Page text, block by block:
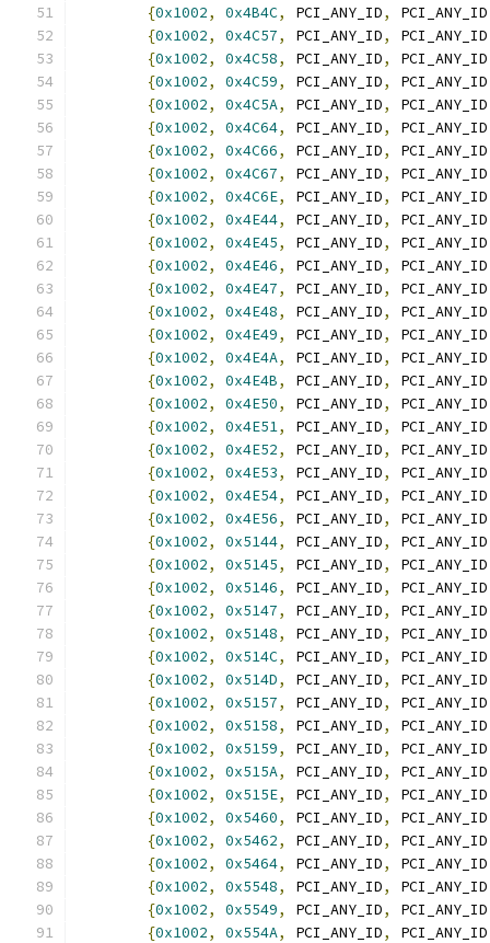
{0x1002, 0x4B4C, PCI_ANY_ID, PCI_ANY_ID
{0x1002, 0x4C57, PCI_ANY_ID, PCI_ANY_ID
{0x1002, 0x4C58, PCI_ANY_ID, PCI_ANY_ID
{0x1002, 0x4C59, PCI_ANY_ID, PCI_ANY_ID
{0x1002, 0x4C5A, PCI_ANY_ID, PCI_ANY_ID
{0x1002, 0x4C64, PCI_ANY_ID, PCI_ANY_ID
{0x1002, 0x4C66, PCI_ANY_ID, PCI_ANY_ID
{0x1002, 0x4C67, PCI_ANY_ID, PCI_ANY_ID
{0x1002, 0x4C6E, PCI_ANY_ID, PCI_ANY_ID
{0x1002, 0x4E44, PCI_ANY_ID, PCI_ANY_ID
{0x1002, 0x4E45, PCI_ANY_ID, PCI_ANY_ID
{0x1002, 0x4E46, PCI_ANY_ID, PCI_ANY_ID
{0x1002, 0x4E47, PCI_ANY_ID, PCI_ANY_ID
{0x1002, 0x4E48, PCI_ANY_ID, PCI_ANY_ID
{0x1002, 0x4E49, PCI_ANY_ID, PCI_ANY_ID
{0x1002, 0x4E4A, PCI_ANY_ID, PCI_ANY_ID
{0x1002, 0x4E4B, PCI_ANY_ID, PCI_ANY_ID
{0x1002, 0x4E50, PCI_ANY_ID, PCI_ANY_ID
{0x1002, 0x4E51, PCI_ANY_ID, PCI_ANY_ID
{0x1002, 0x4E52, PCI_ANY_ID, PCI_ANY_ID
{0x1002, 0x4E53, PCI_ANY_ID, PCI_ANY_ID
{0x1002, 0x4E54, PCI_ANY_ID, PCI_ANY_ID
{0x1002, 0x4E56, PCI_ANY_ID, PCI_ANY_ID
{0x1002, 0x5144, PCI_ANY_ID, PCI_ANY_ID
{0x1002, 0x5145, PCI_ANY_ID, PCI_ANY_ID
{0x1002, 0x5146, PCI_ANY_ID, PCI_ANY_ID
{0x1002, 0x5147, PCI_ANY_ID, PCI_ANY_ID
{0x1002, 0x5148, PCI_ANY_ID, PCI_ANY_ID
{0x1002, 0x514C, PCI_ANY_ID, PCI_ANY_ID
{0x1002, 0x514D, PCI_ANY_ID, PCI_ANY_ID
{0x1002, 0x5157, PCI_ANY_ID, PCI_ANY_ID
{0x1002, 0x5158, PCI_ANY_ID, PCI_ANY_ID
{0x1002, 0x5159, PCI_ANY_ID, PCI_ANY_ID
{0x1002, 0x515A, PCI_ANY_ID, PCI_ANY_ID
{0x1002, 0x515E, PCI_ANY_ID, PCI_ANY_ID
{0x1002, 0x5460, PCI_ANY_ID, PCI_ANY_ID
{0x1002, 0x5462, PCI_ANY_ID, PCI_ANY_ID
{0x1002, 0x5464, PCI_ANY_ID, PCI_ANY_ID
{0x1002, 0x5548, PCI_ANY_ID, PCI_ANY_ID
{0x1002, 0x5549, PCI_ANY_ID, PCI_ANY_ID
{0x1002, 0x554A, PCI_ANY_ID, PCI_ANY_ID